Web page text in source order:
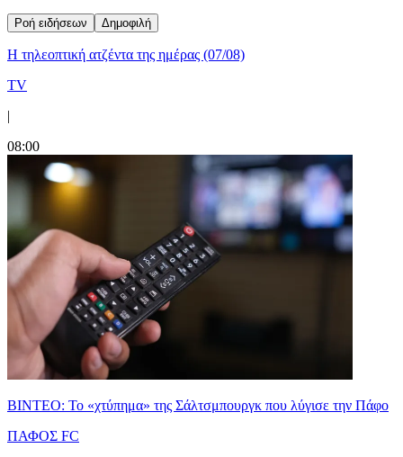
Ροή ειδήσεων Δημοφιλή
Η τηλεοπτική ατζέντα της ημέρας (07/08)
TV
|
08:00
ΒΙΝΤΕΟ: Το «χτύπημα» της Σάλτσμπουργκ που λύγισε την Πάφο
ΠΑΦΟΣ FC